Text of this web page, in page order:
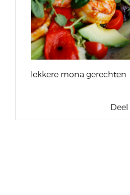
lekkere mona gerechten